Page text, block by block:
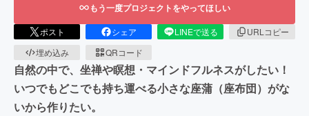
もう一度プロジェクトをやってほしい
ポスト シェア LINEで送る
URLコピー
埋め込み
QRコード
自然の中で、坐禅や瞑想・マインドフルネスがしたい！
いつでもどこでも持ち運べる小さな座蒲（座布団）がな
いから作りたい。